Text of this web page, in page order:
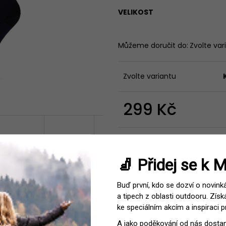
VELIKOST
Můžeme doručit do: Zvolte
Zvolte variantu
299 Kč
Kategorie:
Barva:
Modrá,
Materiál: Vlna,
Velikost:
S/38-
3XL/
Vrstva:
1. vrstva
Období:
Zimní
Pohlaví:
Uni
199 Kč
🧦 Přidej se k
Buď první, kdo se dozví o
a tipech z oblasti outdooru.
ke speciálním akcím a inspiraci
A jako poděkování od nás